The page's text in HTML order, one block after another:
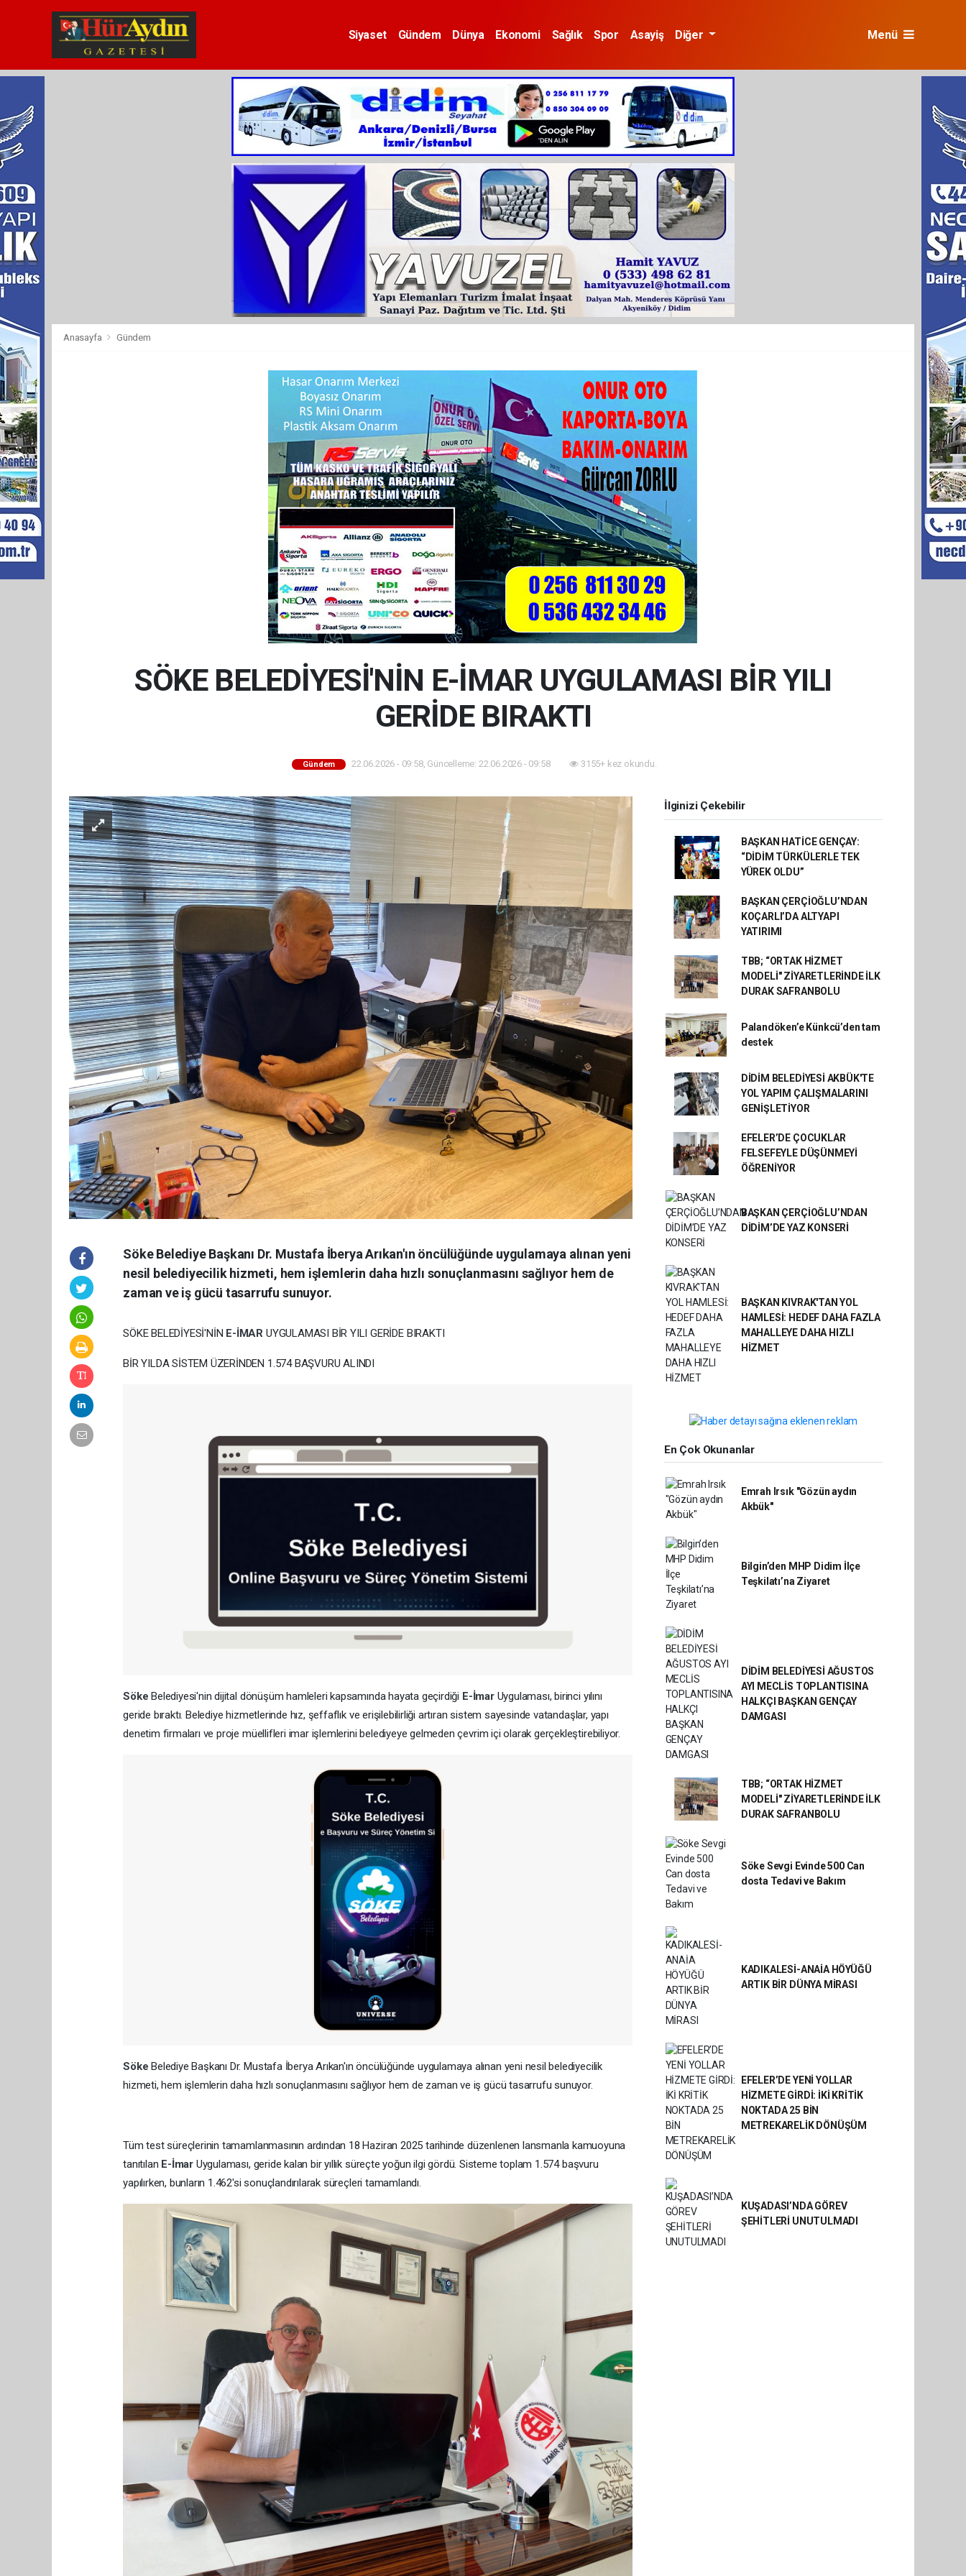
Siyaset Gündem Dünya Ekonomi Sağlık Spor Asayiş Diğer Menü
Anasayfa Gündem
SÖKE BELEDİYESİ'NİN E-İMAR UYGULAMASI BİR YILI
GERİDE BIRAKTI
Gündem 22.06.2026 - 09:58, Güncelleme: 22.06.2026 - 09:58 3155+ kez okundu.
Söke Belediye Başkanı Dr. Mustafa İberya Arıkan'ın öncülüğünde uygulamaya alınan yeni
nesil belediyecilik hizmeti, hem işlemlerin daha hızlı sonuçlanmasını sağlıyor hem de
zaman ve iş gücü tasarrufu sunuyor.
SÖKE BELEDİYESİ'NİN E-İMAR UYGULAMASI BİR YILI GERİDE BIRAKTI
BİR YILDA SİSTEM ÜZERİNDEN 1.574 BAŞVURU ALINDI
SökeBelediyesi'nin dijital dönüşüm hamleleri kapsamında hayata geçirdiği E-İmar Uygulaması, birinci yılını
geride bıraktı. Belediye hizmetlerinde hız, şeffaflık ve erişilebilirliği artıran sistem sayesinde vatandaşlar, yapı
denetim firmaları ve proje müellifleri imar işlemlerini belediyeye gelmeden çevrim içi olarak gerçekleştirebiliyor.
SökeBelediye Başkanı Dr. Mustafa İberya Arıkan'ın öncülüğünde uygulamaya alınan yeni nesil belediyecilik
hizmeti, hem işlemlerin daha hızlı sonuçlanmasını sağlıyor hem de zaman ve iş gücü tasarrufu sunuyor.
Tüm test süreçlerinin tamamlanmasının ardından 18 Haziran 2025 tarihinde düzenlenen lansmanla kamuoyuna
tanıtılan E-İmar Uygulaması, geride kalan bir yıllık süreçte yoğun ilgi gördü. Sisteme toplam 1.574 başvuru
yapılırken, bunların 1.462'si sonuçlandırılarak süreçleri tamamlandı.
İlginizi Çekebilir
BAŞKAN HATİCE GENÇAY:
“DİDİM TÜRKÜLERLE TEK
YÜREK OLDU”
BAŞKAN ÇERÇİOĞLU’NDAN
KOÇARLI’DA ALTYAPI
YATIRIMI
TBB; “ORTAK HİZMET
MODELİ" ZİYARETLERİNDE İLK
DURAK SAFRANBOLU
Palandöken’e Künkcü’den tam
destek
DİDİM BELEDİYESİ AKBÜK'TE
YOL YAPIM ÇALIŞMALARINI
GENİŞLETİYOR
EFELER’DE ÇOCUKLAR
FELSEFEYLE DÜŞÜNMEYİ
ÖĞRENİYOR
BAŞKAN ÇERÇİOĞLU’NDAN
DİDİM’DE YAZ KONSERİ
BAŞKAN KIVRAK'TAN YOL
HAMLESİ: HEDEF DAHA FAZLA
MAHALLEYE DAHA HIZLI
HİZMET
En Çok Okunanlar
Emrah Irsık "Gözün aydın
Akbük"
Bilgin’den MHP Didim İlçe
Teşkilatı’na Ziyaret
DİDİM BELEDİYESİ AĞUSTOS
AYI MECLİS TOPLANTISINA
HALKÇI BAŞKAN GENÇAY
DAMGASI
TBB; “ORTAK HİZMET
MODELİ" ZİYARETLERİNDE İLK
DURAK SAFRANBOLU
Söke Sevgi Evinde 500 Can
dosta Tedavi ve Bakım
KADIKALESİ-ANAİA HÖYÜĞÜ
ARTIK BİR DÜNYA MİRASI
EFELER’DE YENİ YOLLAR
HİZMETE GİRDİ: İKİ KRİTİK
NOKTADA 25 BİN
METREKARELİK DÖNÜŞÜM
KUŞADASI’NDA GÖREV
ŞEHİTLERİ UNUTULMADI